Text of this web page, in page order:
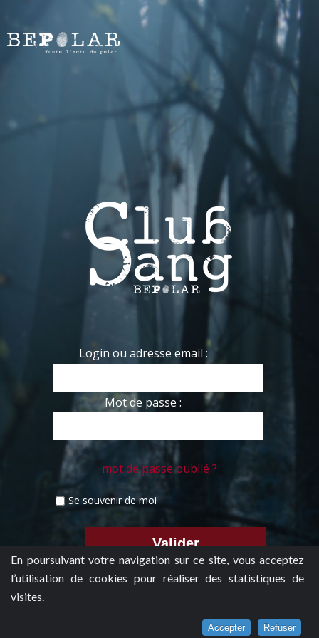
En poursuivant votre navigation sur ce site, vous acceptez
l’utilisation de cookies pour réaliser des statistiques de
visites.
Accepter Refuser
Login ou adresse email :
Mot de passe :
mot de passe oublié ?
Se souvenir de moi